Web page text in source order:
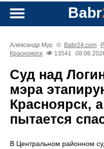
Babr
Александр Мур © Babr24.com
Красноярск
13541
Суд над
мэра
Красноярск,
пытается
В Центральном районном